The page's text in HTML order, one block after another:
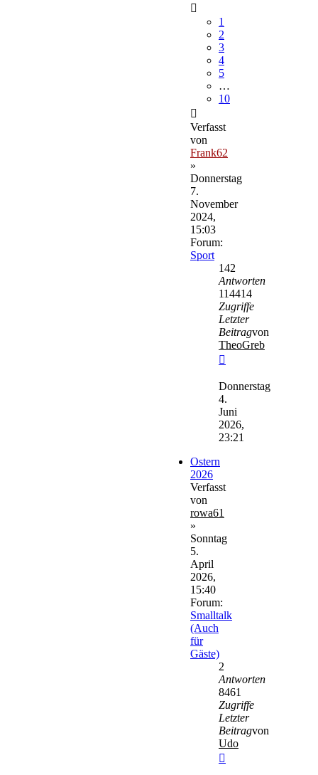
1
2
3
4
5
…
10
Verfasst
von
Frank62
»
Donnerstag
7.
November
2024,
15:03
Forum:
Sport
142
Antworten
114414
Zugriffe
Letzter
Beitragvon
TheoGreb
Beitrag
Donnerstag
4.
Juni
2026,
23:21
Ostern
2026
Verfasst
von
rowa61
»
Sonntag
5.
April
2026,
15:40
Forum:
Smalltalk
(Auch
für
Gäste)
2
Antworten
8461
Zugriffe
Letzter
Beitragvon
Udo